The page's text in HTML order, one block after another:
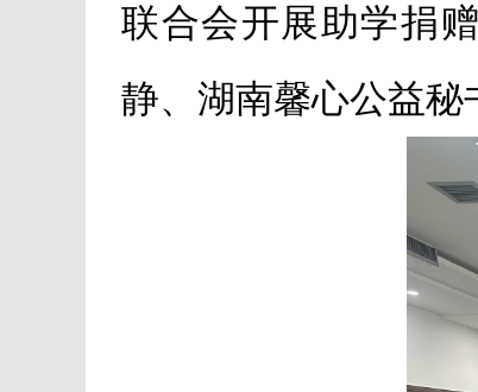
联合会开展助学捐
静、湖南馨心公益秘